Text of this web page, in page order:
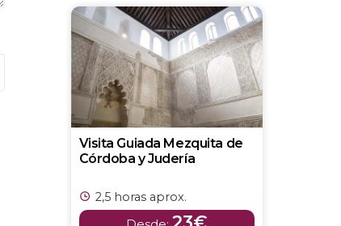
Visita Guiada Mezquita de
Córdoba y Judería
2,5 horas aprox.